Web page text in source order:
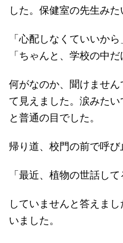
した。保健室の先生みた
「心配しなくていいから
「ちゃんと、学校の中だ
何がなのか、聞けませ
て見えました。涙みた
と普通の目でした。
帰り道、校門の前で呼び
「最近、植物の世話して
していませんと答えま
いました。